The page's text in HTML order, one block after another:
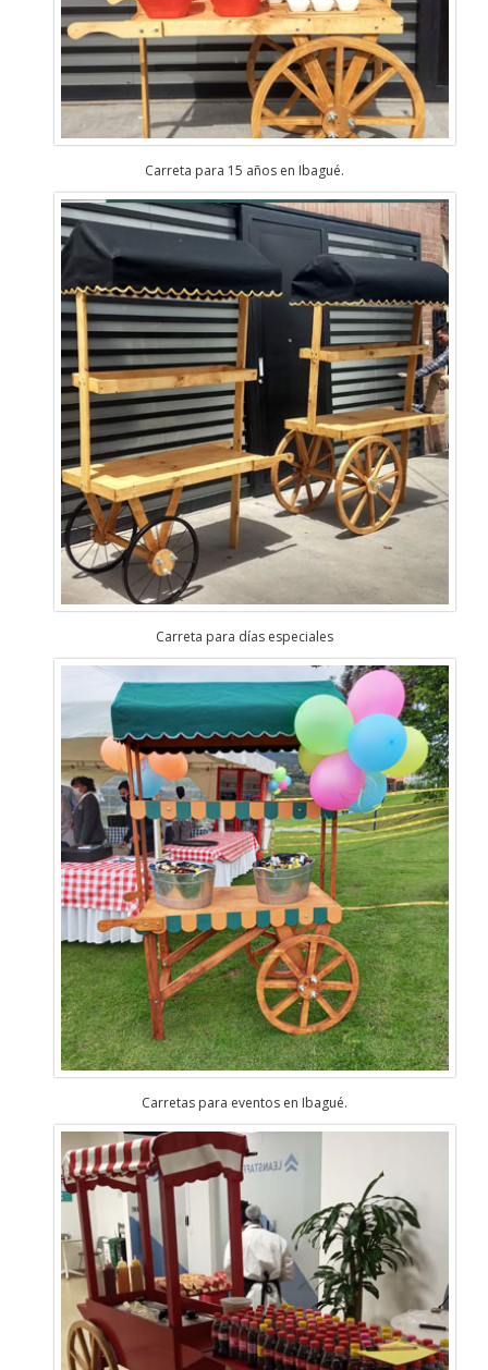
Carreta para 15 años en Ibagué.
Carreta para días especiales
Carretas para eventos en Ibagué.